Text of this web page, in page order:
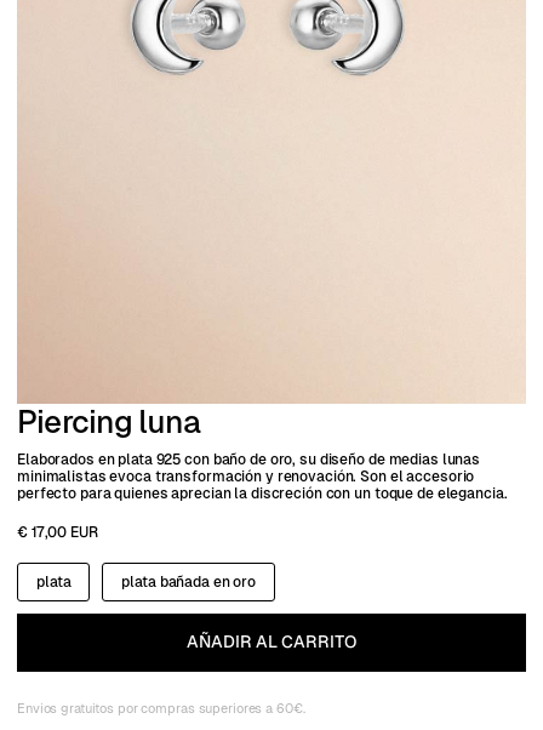
Piercing luna
Elaborados en plata 925 con baño de oro, su diseño de medias lunas
minimalistas evoca transformación y renovación. Son el accesorio
perfecto para quienes aprecian la discreción con un toque de elegancia.
€ 17,00 EUR
plata plata bañada en oro
Envios gratuitos por compras superiores a 60€.